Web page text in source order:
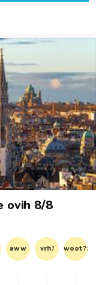
ovih 8/8
aww vrh! woot?!